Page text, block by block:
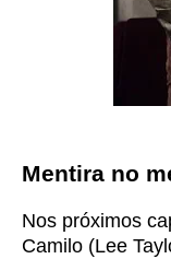
Mentira no
Nos próximos
Camilo (Lee